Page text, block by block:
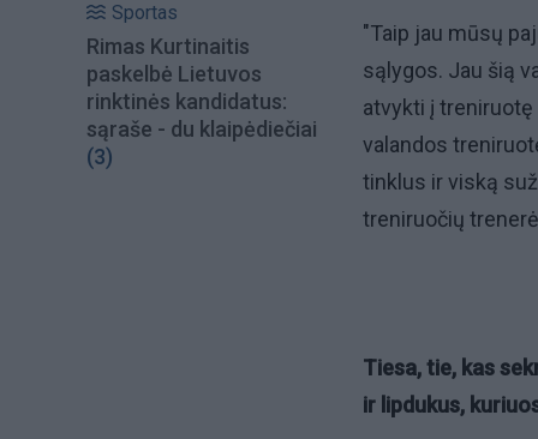
Sportas
Rimas Kurtinaitis
paskelbė Lietuvos
rinktinės kandidatus:
sąraše - du klaipėdiečiai
(3)
"Taip jau mūsų
sąlygos. Jau šią
atvykti į
valandos
tinklus ir viską
treniruočių
Tiesa, tie, kas
ir lipdukus,